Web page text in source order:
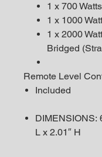
1 x 700
1 x 1000
1 x 2000
Bridged
Remote Level
Included
DIMENSIONS:
L x 2.01″ H